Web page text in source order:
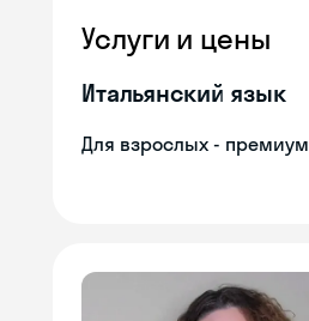
Услуги и цены
Итальянский язык
Для взрослых - премиум